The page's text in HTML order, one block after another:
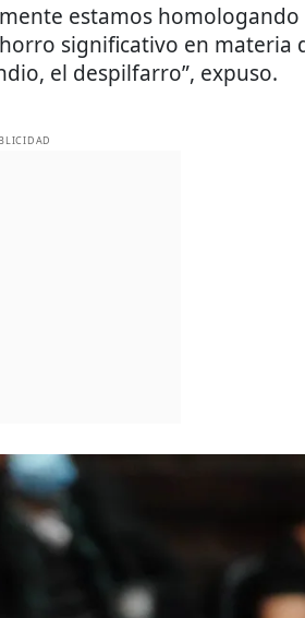
estamos homologando
significativo en materia
el despilfarro”, expuso.